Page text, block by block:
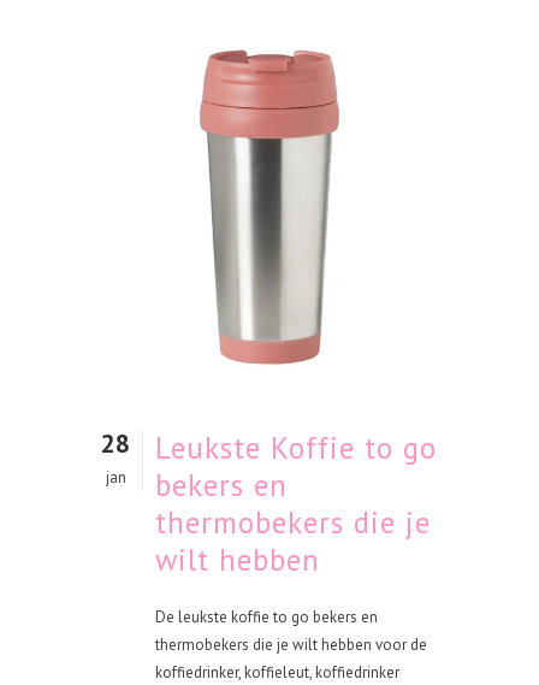
28
jan
Leukste Koffie to go
bekers en
thermobekers die je
wilt hebben
De leukste koffie to go bekers en
thermobekers die je wilt hebben voor de
koffiedrinker, koffieleut, koffiedrinker